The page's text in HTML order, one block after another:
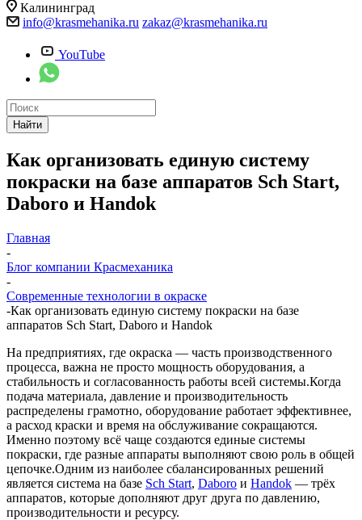
Калининград
info@krasmehanika.ru zakaz@krasmehanika.ru
YouTube
Найти
Как организовать единую систему
покраски на базе аппаратов Sch Start,
Daboro и Handok
Главная
-
Блог компании Красмеханика
-
Современные технологии в окраске
-Как организовать единую систему покраски на базе
аппаратов Sch Start, Daboro и Handok
На предприятиях, где окраска — часть производственного
процесса, важна не просто мощность оборудования, а
стабильность и согласованность работы всей системы.Когда
подача материала, давление и производительность
распределены грамотно, оборудование работает эффективнее,
а расход краски и время на обслуживание сокращаются.
Именно поэтому всё чаще создаются единые системы
покраски, где разные аппараты выполняют свою роль в общей
цепочке.Одним из наиболее сбалансированных решений
является система на базе Sch Start, Daboro и Handok — трёх
аппаратов, которые дополняют друг друга по давлению,
производительности и ресурсу.